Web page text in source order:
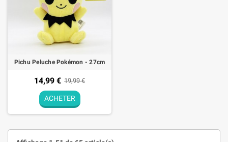
Pichu Peluche Pokémon - 27cm
14,99 € 19,99 €
ACHETER